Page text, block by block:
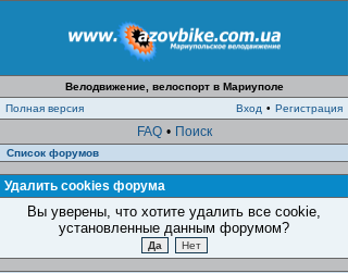
Велодвижение, велоспорт в Мариуполе
Полная версия
Вход • Регистрация
FAQ • Поиск
Список форумов
Удалить cookies форума
Вы уверены, что хотите удалить все cookie,
установленные данным форумом?